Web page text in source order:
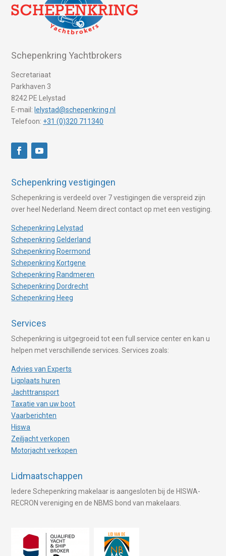
Schepenkring Yachtbrokers
Secretariaat
Parkhaven 3
8242 PE Lelystad
E-mail: lelystad@schepenkring.nl
Telefoon: +31 (0)320 711340
Schepenkring vestigingen
Schepenkring is verdeeld over 7 vestigingen die verspreid zijn
over heel Nederland. Neem direct contact op met een vestiging.
Schepenkring Lelystad
Schepenkring Gelderland
Schepenkring Roermond
Schepenkring Kortgene
Schepenkring Randmeren
Schepenkring Dordrecht
Schepenkring Heeg
Services
Schepenkring is uitgegroeid tot een full service center en kan u
helpen met verschillende services. Services zoals:
Advies van Experts
Ligplaats huren
Jachttransport
Taxatie van uw boot
Vaarberichten
Hiswa
Zeiljacht verkopen
Motorjacht verkopen
Lidmaatschappen
Iedere Schepenkring makelaar is aangesloten bij de HISWA-
RECRON vereniging en de NBMS bond van makelaars.